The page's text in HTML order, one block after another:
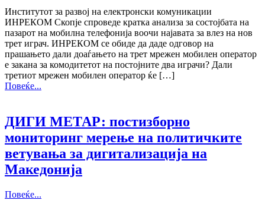
Институтот за развој на електронски комуникации
ИНРЕКОМ Скопје спроведе кратка анализа за состојбата на
пазарот на мобилна телефонија воочи најавата за влез на нов
трет играч. ИНРЕКОМ се обиде да даде одговор на
прашањето дали доаѓањето на трет мрежен мобилен оператор
е закана за комодитетот на постојните два играчи? Дали
третиот мрежен мобилен оператор ќе […]
Повеќе...
ДИГИ МЕТАР: постизборно
мониторинг мерење на политичките
ветувања за дигитализација на
Македонија
Повеќе...